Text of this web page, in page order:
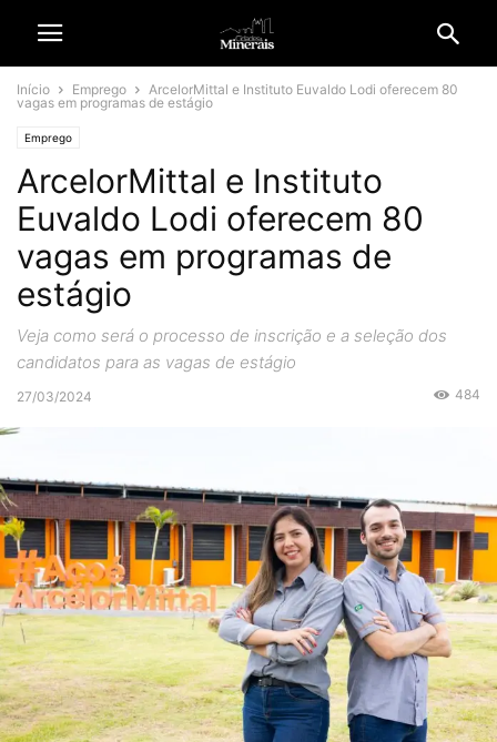
Início Emprego
ArcelorMittal e Instituto Euvaldo Lodi oferecem 80
vagas em programas de estágio
Emprego
ArcelorMittal e Instituto
Euvaldo Lodi oferecem 80
vagas em programas de
estágio
Veja como será o processo de inscrição e a seleção dos
candidatos para as vagas de estágio
27/03/2024 484